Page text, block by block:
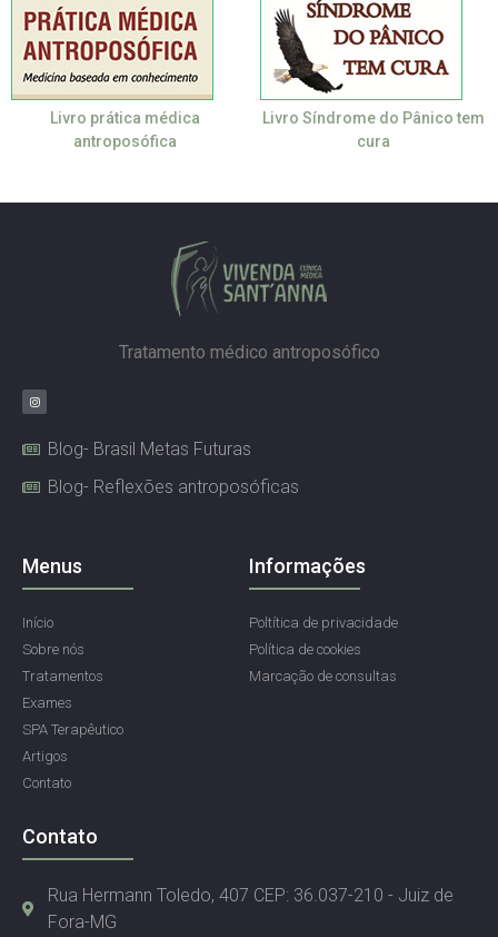
Livro prática médica
antroposófica
Livro Síndrome do Pânico tem
cura
Tratamento médico antroposófico
Blog- Brasil Metas Futuras
Blog- Reflexões antroposóficas
Menus
Início
Sobre nós
Tratamentos
Exames
SPA Terapêutico
Artigos
Contato
Informações
Poltítica de privacidade
Política de cookies
Marcação de consultas
Contato
Rua Hermann Toledo, 407 CEP: 36.037-210 - Juiz de
Fora-MG